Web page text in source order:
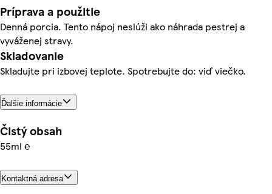
Príprava a použitie
Denná porcia. Tento nápoj neslúži ako náhrada pestrej a
vyváženej stravy.
Skladovanie
Skladujte pri izbovej teplote. Spotrebujte do: viď viečko.
Ďalšie informácie
Čistý obsah
55ml ℮
Kontaktná adresa